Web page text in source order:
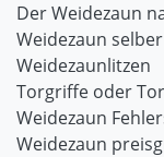
Der Weidezaun
Weidezaun
Weidezaunlitzen
Torgriffe oder
Weidezaun
Weidezaun